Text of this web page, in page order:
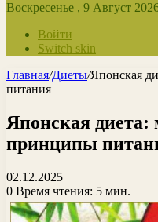
Воскресенье , 9 Август
Войти
Switch skin
Главная/Диеты/Японская
питания
Японская
принципы
02.12.2025
0 Время чтения: 5 мин.